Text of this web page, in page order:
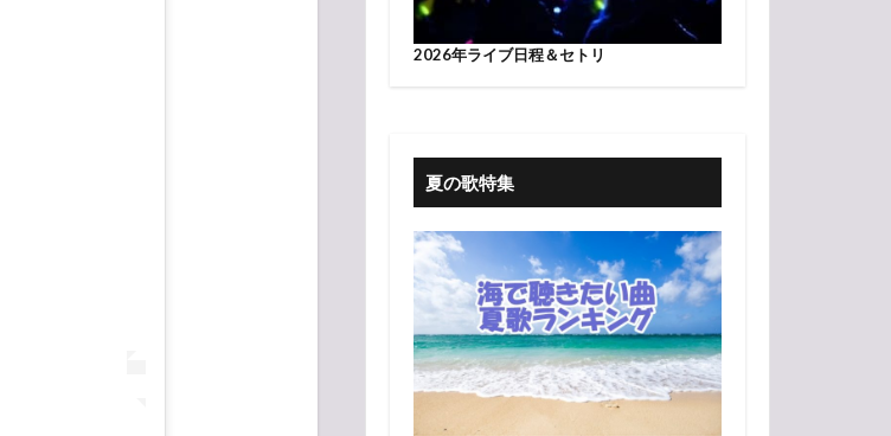
2026年ライブ日程＆セトリ
夏の歌特集